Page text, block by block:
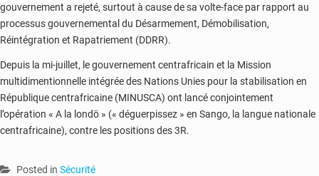
gouvernement a rejeté, surtout à cause de sa volte-face par rapport au
processus gouvernemental du Désarmement, Démobilisation,
Réintégration et Rapatriement (DDRR).
Depuis la mi-juillet, le gouvernement centrafricain et la Mission
multidimentionnelle intégrée des Nations Unies pour la stabilisation en
République centrafricaine (MINUSCA) ont lancé conjointement
l’opération « A la londö » (« déguerpissez » en Sango, la langue nationale
centrafricaine), contre les positions des 3R.
Posted in Sécurité